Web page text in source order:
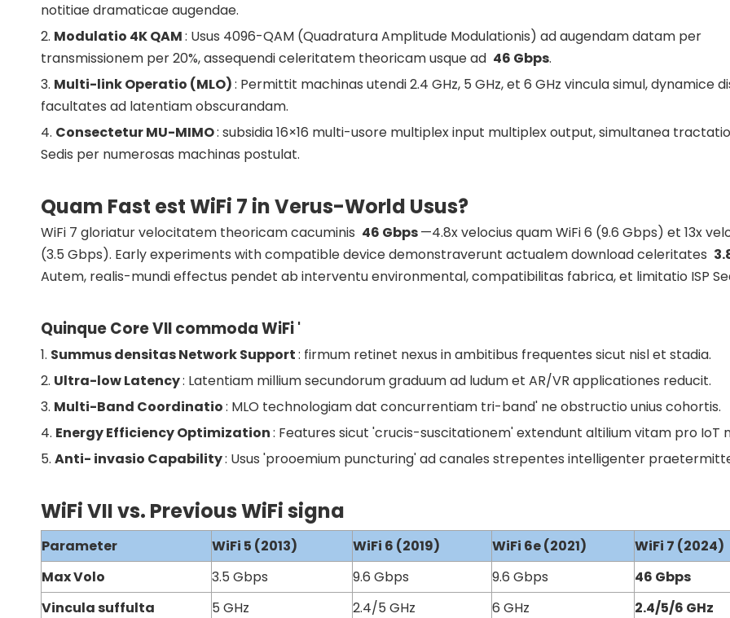
notitiae dramaticae augendae.
2. Modulatio 4K QAM: Usus 4096-QAM (Quadratura Amplitude Modulationis) ad augendam datam per
transmissionem per 20%, assequendi celeritatem theoricam usque ad 46 Gbps.
3. Multi-link Operatio (MLO): Permittit machinas utendi 2.4 GHz, 5 GHz, et 6 GHz vincula simul, dynamice
facultates ad latentiam obscurandam.
4. Consectetur MU-MIMO: subsidia 16×16 multi-usore multiplex input multiplex output, simultanea
Sedis per numerosas machinas postulat.
Quam Fast est WiFi 7 in Verus-World Usus?
WiFi 7 gloriatur velocitatem theoricam cacuminis 46 Gbps—4.8x velocius quam WiFi 6 (9.6 Gbps) et 13x
(3.5 Gbps). Early experiments with compatible device demonstraverunt actualem download celeritates
Autem, realis-mundi effectus pendet ab interventu environmental, compatibilitas fabrica, et limitatio ISP
Quinque Core VII commoda WiFi '
1. Summus densitas Network Support: firmum retinet nexus in ambitibus frequentes sicut nisl et stadia.
2. Ultra-low Latency: Latentiam millium secundorum graduum ad ludum et AR/VR applicationes reducit.
3. Multi-Band Coordinatio: MLO technologiam dat concurrentiam tri-band' ne obstructio unius cohortis.
4. Energy Efficiency Optimization: Features sicut 'crucis-suscitationem' extendunt altilium vitam pro IoT
5. Anti- invasio Capability: Usus 'prooemium puncturing' ad canales strepentes intelligenter
WiFi VII vs. Previous WiFi signa
Parameter WiFi 5 (2013) WiFi 6 (2019) WiFi 6e (2021) WiFi 7 (2024)
Max Volo
3.5 Gbps 9.6 Gbps 9.6 Gbps
46 Gbps
Vincula suffulta
5 GHz 2.4/5 GHz 6 GHz
2.4/5/6 GHz